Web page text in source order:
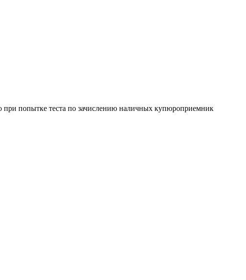
попытке теста по зачислению наличных купюроприемник